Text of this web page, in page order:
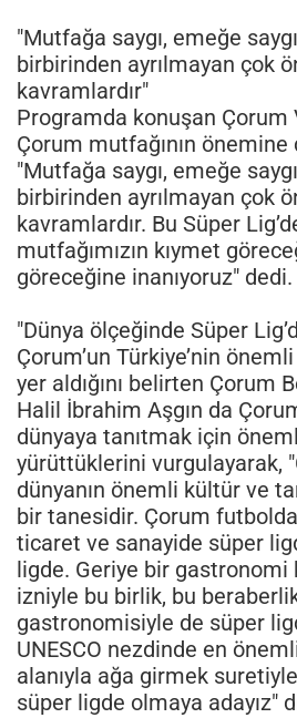
"Mutfağa saygı, emeğe
birbirinden ayrılmayan çok
kavramlardır"
Programda konuşan Çorum
Çorum mutfağının önemine
"Mutfağa saygı, emeğe
birbirinden ayrılmayan çok
kavramlardır. Bu Süper
mutfağımızın kıymet
göreceğine inanıyoruz" dedi.
"Dünya ölçeğinde Süper
Çorum’un Türkiye’nin
yer aldığını belirten Çorum
Halil İbrahim Aşgın da
dünyaya tanıtmak için
yürüttüklerini vurgulayarak,
dünyanın önemli kültür ve
bir tanesidir. Çorum futbolda
ticaret ve sanayide süper
ligde. Geriye bir gastronomi
izniyle bu birlik, bu
gastronomisiyle de süper
UNESCO nezdinde en
alanıyla ağa girmek
süper ligde olmaya adayız"